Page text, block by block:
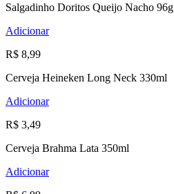
Salgadinho Doritos Queijo Nacho 96g
Adicionar
R$ 8,99
Cerveja Heineken Long Neck 330ml
Adicionar
R$ 3,49
Cerveja Brahma Lata 350ml
Adicionar